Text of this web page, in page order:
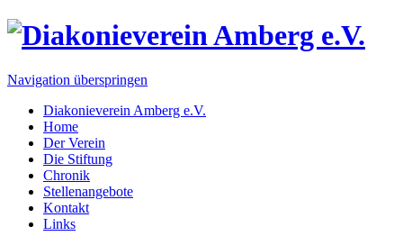
Navigation überspringen
Diakonieverein Amberg e.V.
Home
Der Verein
Die Stiftung
Chronik
Stellenangebote
Kontakt
Links